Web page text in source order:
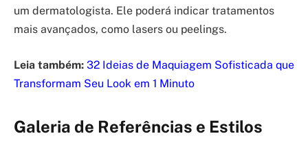
um dermatologista. Ele poderá indicar tratamentos
mais avançados, como lasers ou peelings.
Leia também: 32 Ideias de Maquiagem Sofisticada que
Transformam Seu Look em 1 Minuto
Galeria de Referências e Estilos